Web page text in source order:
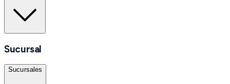
Sucursal
Sucursales